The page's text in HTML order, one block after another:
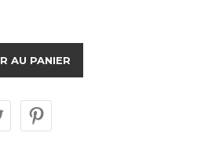
AU PANIER